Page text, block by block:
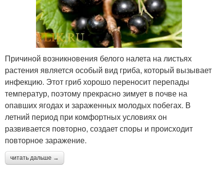
Причиной возникновения белого налета на листьях
растения является особый вид гриба, который вызывает
инфекцию. Этот гриб хорошо переносит перепады
температур, поэтому прекрасно зимует в почве на
опавших ягодах и зараженных молодых побегах. В
летний период при комфортных условиях он
развивается повторно, создает споры и происходит
повторное заражение.
читать дальше →